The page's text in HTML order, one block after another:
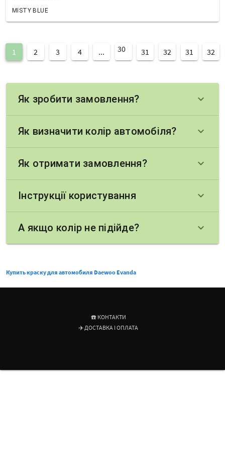
MISTY BLUE
1 2 3 4 ... 30 31 32 31 32
Як зробити замовлення? keyboard_arrow_down
Як визначити колір автомобіля? keyboard_arrow_down
Як отримати замовлення? keyboard_arrow_down
Інструкції користування keyboard_arrow_down
А якщо колір не підійде? keyboard_arrow_down
Купить краску для автомобиля Daewoo Evanda
☎️ КОНТАКТИ
✈️ ДОСТАВКА І ОПЛАТА